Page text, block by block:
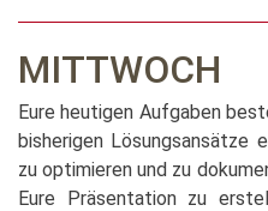
MITTWOCH
Eure heutigen Aufgaben
bisherigen Lösungsansätze
zu optimieren und zu
Eure Präsentation zu